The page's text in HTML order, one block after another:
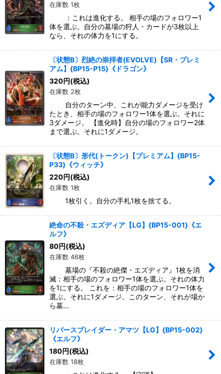
在庫数 1枚
：これは進化する。 相手の場のフォロワー1
体を選ぶ。自分の墓場の狩人・カードが3枚以上
なら、それの体力を1にする。
〔状態B〕烈絶の崇拝者(EVOLVE)【SR・プレミ
アム】{BP15-P15}《ドラゴン》
320円(税込)
在庫数 2枚
自分のターン中、これが能力ダメージを受け
たとき、相手の場のフォロワー1体を選ぶ。それに
3ダメージ。 【進化時】自分の場のフォロワー2体
まで選ぶ。それに1ダメージ。
〔状態B〕形代(トークン)【プレミアム】{BP15-
P33}《ウィッチ》
220円(税込)
在庫数 1枚
1枚引く。自分の手札1枚を捨てる。
絶命の不殺・エズディア【LG】{BP15-001}《エ
ルフ》
80円(税込)
在庫数 46枚
墓場の『不殺の絶傑・エズディア』1枚を消
滅：相手の場のフォロワー1体を選ぶ。それの体力
を1にする。 これを：相手の場のフォロワー1体を
選ぶ。それに1ダメージ。このターン、それが場か
ら墓…
リバースブレイダー・アマツ【LG】{BP15-002}
《エルフ》
180円(税込)
在庫数 18枚